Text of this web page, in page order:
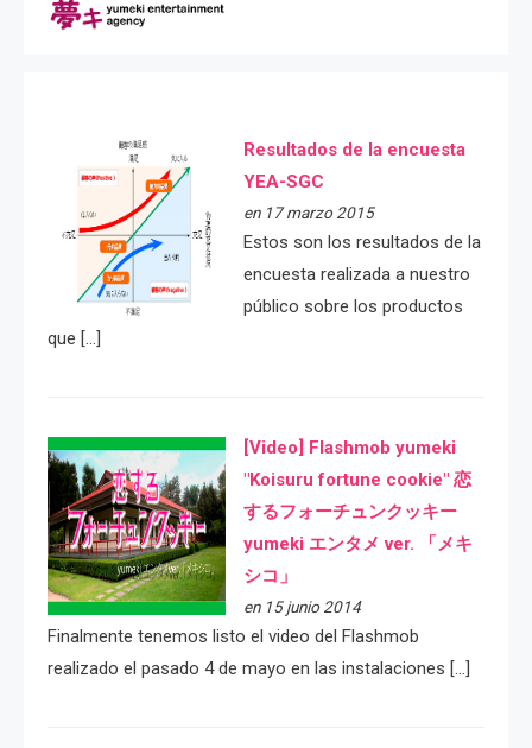
Resultados de la encuesta
YEA-SGC
en 17 marzo 2015
Estos son los resultados de la
encuesta realizada a nuestro
público sobre los productos
que […]
[Video] Flashmob yumeki
"Koisuru fortune cookie" 恋
するフォーチュンクッキー
yumeki エンタメ ver. 「メキ
シコ」
en 15 junio 2014
Finalmente tenemos listo el video del Flashmob
realizado el pasado 4 de mayo en las instalaciones […]